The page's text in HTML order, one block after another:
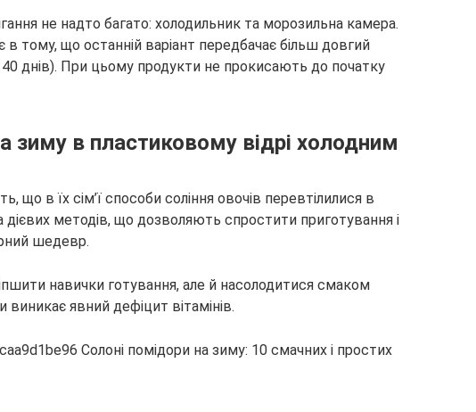
не надто багато: холодильник та морозильна камера.
в тому, що останній варіант передбачає більш довгий
днів). При цьому продукти не прокисають до початку
зиму в пластиковому відрі холодним
що в їх сім’ї способи соління овочів перевтілилися в
дієвих методів, що дозволяють спростити приготування і
шедевр.
навички готування, але й насолодитися смаком
виникає явний дефіцит вітамінів.